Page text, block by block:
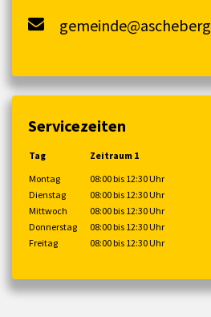
Servicezeiten
Tag Zeitraum 1
Montag
08:00 bis 12:30 Uhr
Dienstag
08:00 bis 12:30 Uhr
Mittwoch
08:00 bis 12:30 Uhr
Donnerstag
08:00 bis 12:30 Uhr
Freitag
08:00 bis 12:30 Uhr